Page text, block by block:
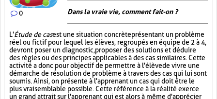
0 Dans la vraie vie, comment fait-on ?
L'Étude de casest une situation concrète présentant un problème
réel ou fictif pour lequel les élèves, regroupés en équipe de 2 à 4,
devront poser un diagnostic, proposer des solutions et déduire
des règles ou des principes applicables à des cas similaires. Cette
activité a donc pour objectif de permettre à l'élève de vivre une
démarche de résolution de problème à travers des cas qui lui sont
soumis. Ainsi, on présente à l'apprenant un cas qui doit être le
plus vraisemblable possible. Cette référence à la réalité exerce
un grand attrait sur l'apprenant qui est alors à même d'apprécier